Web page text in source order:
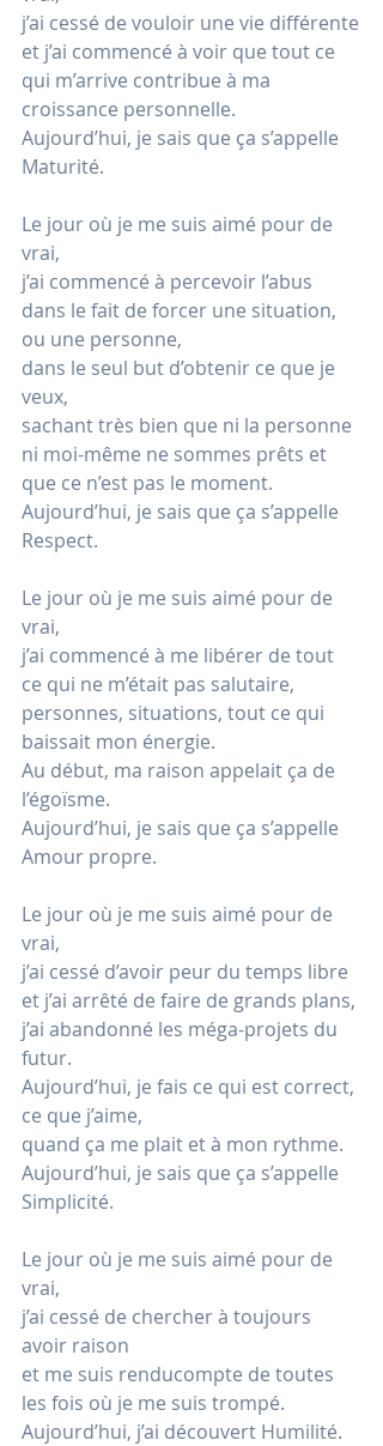
j’ai cessé de vouloir une vie différente
et j’ai commencé à voir que tout ce
qui m’arrive contribue à ma
croissance personnelle.
Aujourd’hui, je sais que ça s’appelle
Maturité.
Le jour où je me suis aimé pour de
vrai,
j’ai commencé à percevoir l’abus
dans le fait de forcer une situation,
ou une personne,
dans le seul but d’obtenir ce que je
veux,
sachant très bien que ni la personne
ni moi-même ne sommes prêts et
que ce n’est pas le moment.
Aujourd’hui, je sais que ça s’appelle
Respect.
Le jour où je me suis aimé pour de
vrai,
j’ai commencé à me libérer de tout
ce qui ne m’était pas salutaire,
personnes, situations, tout ce qui
baissait mon énergie.
Au début, ma raison appelait ça de
l’égoïsme.
Aujourd’hui, je sais que ça s’appelle
Amour propre.
Le jour où je me suis aimé pour de
vrai,
j’ai cessé d’avoir peur du temps libre
et j’ai arrêté de faire de grands plans,
j’ai abandonné les méga-projets du
futur.
Aujourd’hui, je fais ce qui est correct,
ce que j’aime,
quand ça me plait et à mon rythme.
Aujourd’hui, je sais que ça s’appelle
Simplicité.
Le jour où je me suis aimé pour de
vrai,
j’ai cessé de chercher à toujours
avoir raison
et me suis renducompte de toutes
les fois où je me suis trompé.
Aujourd’hui, j’ai découvert Humilité.